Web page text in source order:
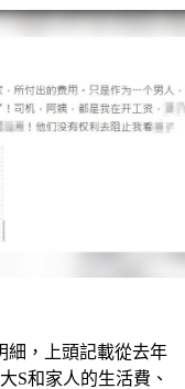
S和家人的生活費、
管理費、房貸、水電